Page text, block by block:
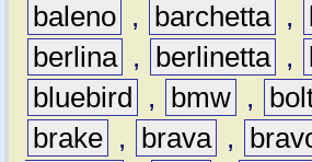
baleno , barchetta ,
berlina , berlinetta ,
bluebird
, bmw ,
brake , brava ,